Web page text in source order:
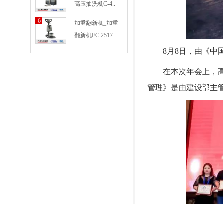
高压抽洗机C-4..
6
加重翻新机_加重
翻新机FC-2517
8月8日，由《中
在本次年会上，
管理》是由建设部主